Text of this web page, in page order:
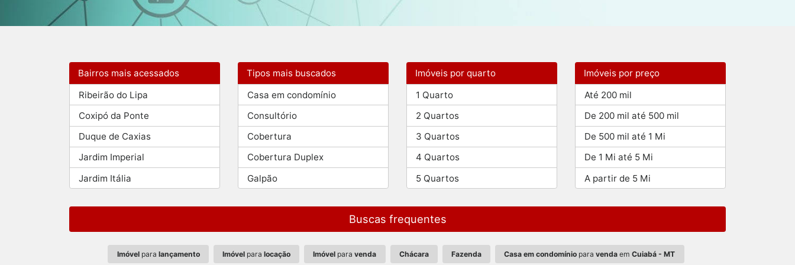
Bairros mais acessados
Ribeirão do Lipa
Coxipó da Ponte
Duque de Caxias
Jardim Imperial
Jardim Itália
Tipos mais buscados
Casa em condomínio
Consultório
Cobertura
Cobertura Duplex
Galpão
Imóveis por quarto
1 Quarto
2 Quartos
3 Quartos
4 Quartos
5 Quartos
Imóveis por preço
Até 200 mil
De 200 mil até 500 mil
De 500 mil até 1 Mi
De 1 Mi até 5 Mi
A partir de 5 Mi
Buscas frequentes
Imóvelpara lançamento Imóvelpara locação Imóvel paravenda Chácara Fazenda Casa em condomínio paravenda emCuiabá - MT